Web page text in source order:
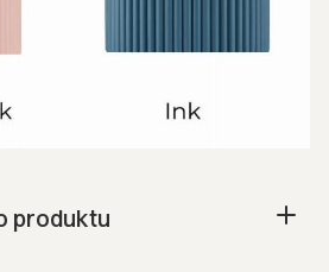
produktu